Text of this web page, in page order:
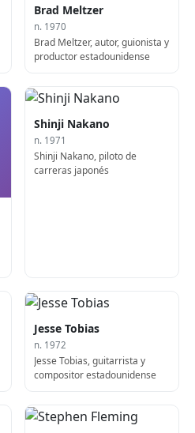
Brad Meltzer
n. 1970
Brad Meltzer, autor, guionista y
productor estadounidense
Shinji Nakano
n. 1971
Shinji Nakano, piloto de
carreras japonés
Jesse Tobias
n. 1972
Jesse Tobias, guitarrista y
compositor estadounidense